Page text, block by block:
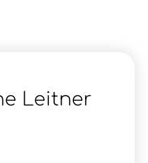
Leitner